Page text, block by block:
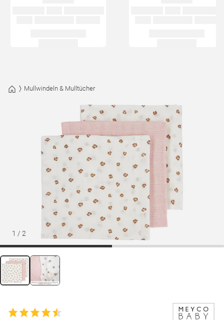
Mullwindeln & Mulltücher
1 / 2